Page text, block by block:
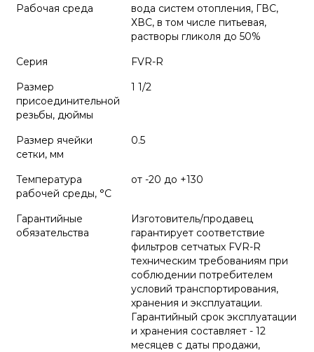
Рабочая среда
вода систем отопления, ГВС,
ХВС, в том числе питьевая,
растворы гликоля до 50%
Серия
FVR-R
Размер
присоединительной
резьбы, дюймы
1 1/2
Размер ячейки
сетки, мм
0.5
Температура
рабочей среды, °С
от -20 до +130
Гарантийные
обязательства
Изготовитель/продавец
гарантирует соответствие
фильтров сетчатых FVR-R
техническим требованиям при
соблюдении потребителем
условий транспортирования,
хранения и эксплуатации.
Гарантийный срок эксплуатации
и хранения составляет - 12
месяцев с даты продажи,